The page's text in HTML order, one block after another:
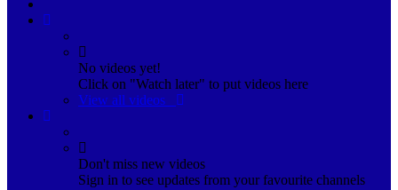
No videos yet!
Click on "Watch later" to put videos here
View all videos
Don't miss new videos
Sign in to see updates from your favourite channels